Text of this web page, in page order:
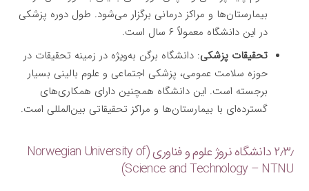
بیمارستان‌ها و مراکز درمانی برگزار می‌شود. طول دوره پزشکی
در این دانشگاه معمولاً ۶ سال است.
تحقیقات پزشکی: دانشگاه برگن به‌ویژه در زمینه تحقیقات در
حوزه سلامت عمومی، پزشکی اجتماعی و علوم بالینی بسیار
برجسته است. این دانشگاه همچنین دارای همکاری‌های
گسترده‌ای با بیمارستان‌ها و مراکز تحقیقاتی بین‌المللی است.
۲٫۳٫ دانشگاه نروژ علوم و فناوری (Norwegian University of
Science and Technology – NTNU)